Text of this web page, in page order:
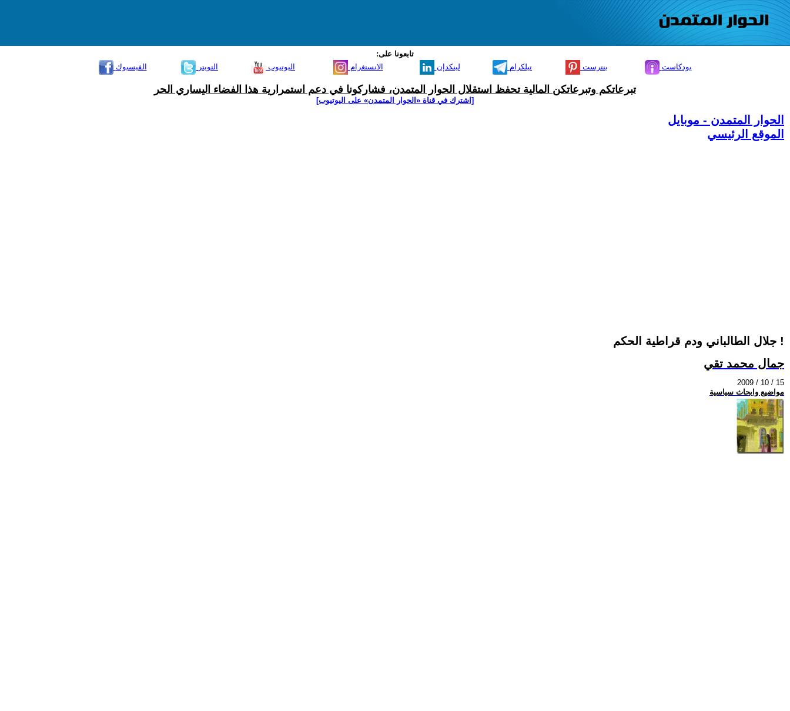
تابعونا على:
الفيسبوك
التويتر اليوتيوب الانستغرام لينكدإن تيلكرام بنترست بودكاست
تبرعاتكم وتبرعاتكن المالية تحفظ استقلال الحوار المتمدن، فشاركونا في دعم استمرارية هذا الفضاء اليساري الحر
[اشترك في قناة ‫«الحوار المتمدن» على اليوتيوب]
الحوار المتمدن - موبايل
الموقع الرئيسي
جلال الطالباني ودم قراطية الحكم !
جمال محمد تقي
2009 / 10 / 15
مواضيع وابحاث سياسية